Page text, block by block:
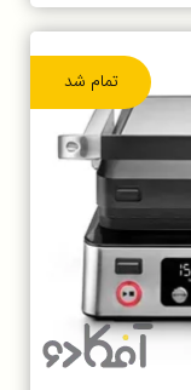
تمام شد